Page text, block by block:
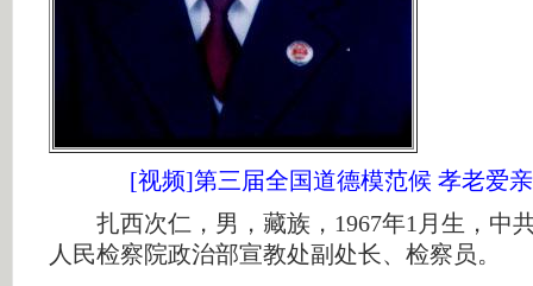
[视频]第三届全国道德模范候 孝老爱
扎西次仁，男，藏族，1967年1月生，中
人民检察院政治部宣教处副处长、检察员。